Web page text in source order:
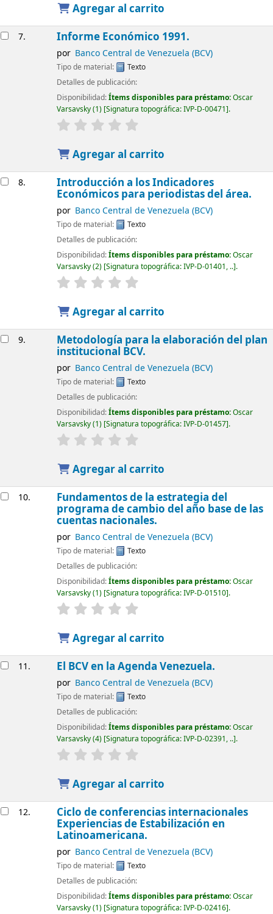
Agregar al carrito
7. Informe Económico 1991.
por Banco Central de Venezuela (BCV)
Tipo de material:
Texto
Detalles de publicación:
Disponibilidad:Ítems disponibles para préstamo:Oscar
Varsavsky(1) Signatura topográfica:IVP-D-00471 .
Agregar al carrito
8. Introducción a los Indicadores
Económicos para periodistas del área.
por Banco Central de Venezuela (BCV)
Tipo de material:
Texto
Detalles de publicación:
Disponibilidad:Ítems disponibles para préstamo:Oscar
Varsavsky(2) Signatura topográfica:IVP-D-01401, .. .
Agregar al carrito
9. Metodología para la elaboración del plan
institucional BCV.
por Banco Central de Venezuela (BCV)
Tipo de material:
Texto
Detalles de publicación:
Disponibilidad:Ítems disponibles para préstamo:Oscar
Varsavsky(1) Signatura topográfica:IVP-D-01457 .
Agregar al carrito
10. Fundamentos de la estrategia del
programa de cambio del año base de las
cuentas nacionales.
por Banco Central de Venezuela (BCV)
Tipo de material:
Texto
Detalles de publicación:
Disponibilidad:Ítems disponibles para préstamo:Oscar
Varsavsky(1) Signatura topográfica:IVP-D-01510 .
Agregar al carrito
11. El BCV en la Agenda Venezuela.
por Banco Central de Venezuela (BCV)
Tipo de material:
Texto
Detalles de publicación:
Disponibilidad:Ítems disponibles para préstamo:Oscar
Varsavsky(4) Signatura topográfica:IVP-D-02391, .. .
Agregar al carrito
12. Ciclo de conferencias internacionales
Experiencias de Estabilización en
Latinoamericana.
por Banco Central de Venezuela (BCV)
Tipo de material:
Texto
Detalles de publicación:
Disponibilidad:Ítems disponibles para préstamo:Oscar
Varsavsky(1) Signatura topográfica:IVP-D-02416 .